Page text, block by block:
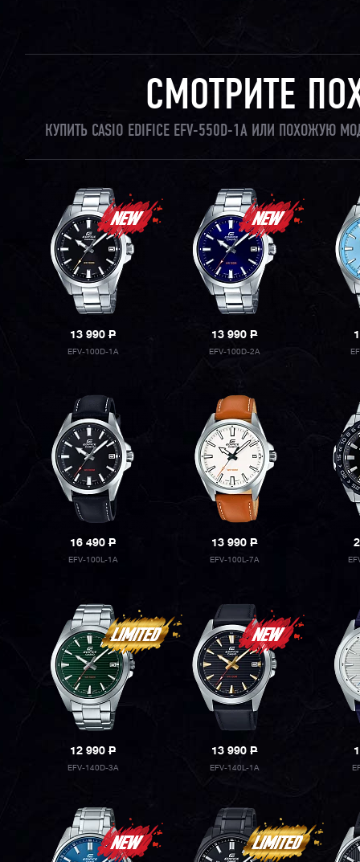
СМОТРИТЕ
КУПИТЬ CASIO EDIFICE EFV-550D-1A ИЛИ ПОХОЖУЮ
13 990P
EFV-100D-1A
13 990P
EFV-100D-2A
16 490P
EFV-100L-1A
13 990P
EFV-100L-7A
12 990P
EFV-140D-3A
13 990P
EFV-140L-1A